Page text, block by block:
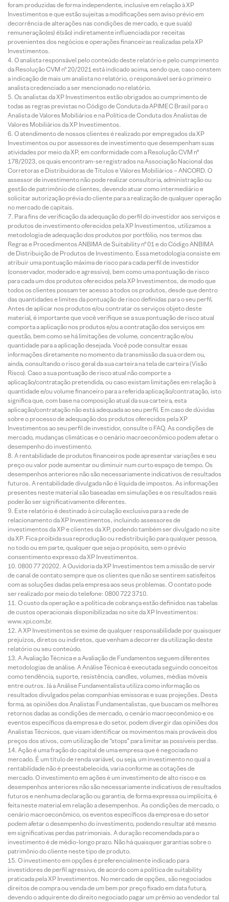
foram produzidas de forma independente, inclusive em relação à XP
Investimentos e que estão sujeitas a modificações sem aviso prévio em
decorrência de alterações nas condições de mercado, e que sua(s)
remuneração(es) é(são) indiretamente influenciada por receitas
provenientes dos negócios e operações financeiras realizadas pela XP
Investimentos.
O analista responsável pelo conteúdo deste relatório e pelo cumprimento
da Resolução CVM nº 20/2021 está indicado acima, sendo que, caso constem
a indicação de mais um analista no relatório, o responsável será o primeiro
analista credenciado a ser mencionado no relatório.
Os analistas da XP Investimentos estão obrigados ao cumprimento de
todas as regras previstas no Código de Conduta da APIMEC Brasil para o
Analista de Valores Mobiliários e na Política de Conduta dos Analistas de
Valores Mobiliários da XP Investimentos.
O atendimento de nossos clientes é realizado por empregados da XP
Investimentos ou por assessores de investimento que desempenham suas
atividades por meio da XP, em conformidade com a Resolução CVM nº
178/2023, os quais encontram-se registrados na Associação Nacional das
Corretoras e Distribuidoras de Títulos e Valores Mobiliários – ANCORD. O
assessor de investimento não pode realizar consultoria, administração ou
gestão de patrimônio de clientes, devendo atuar como intermediário e
solicitar autorização prévia do cliente para a realização de qualquer operação
no mercado de capitais.
Para fins de verificação da adequação do perfil do investidor aos serviços e
produtos de investimento oferecidos pela XP Investimentos, utilizamos a
metodologia de adequação dos produtos por portfólio, nos termos das
Regras e Procedimentos ANBIMA de Suitability nº 01 e do Código ANBIMA
de Distribuição de Produtos de Investimento. Essa metodologia consiste em
atribuir uma pontuação máxima de risco para cada perfil de investidor
(conservador, moderado e agressivo), bem como uma pontuação de risco
para cada um dos produtos oferecidos pela XP Investimentos, de modo que
todos os clientes possam ter acesso a todos os produtos, desde que dentro
das quantidades e limites da pontuação de risco definidas para o seu perfil.
Antes de aplicar nos produtos e/ou contratar os serviços objeto deste
material, é importante que você verifique se a sua pontuação de risco atual
comporta a aplicação nos produtos e/ou a contratação dos serviços em
questão, bem como se há limitações de volume, concentração e/ou
quantidade para a aplicação desejada. Você pode consultar essas
informações diretamente no momento da transmissão da sua ordem ou,
ainda, consultando o risco geral da sua carteira na tela de carteira (Visão
Risco). Caso a sua pontuação de risco atual não comporte a
aplicação/contratação pretendida, ou caso existam limitações em relação à
quantidade e/ou volume financeiro para a referida aplicação/contratação, isto
significa que, com base na composição atual da sua carteira, esta
aplicação/contratação não está adequada ao seu perfil. Em caso de dúvidas
sobre o processo de adequação dos produtos oferecidos pela XP
Investimentos ao seu perfil de investidor, consulte o FAQ. As condições de
mercado, mudanças climáticas e o cenário macroeconômico podem afetar o
desempenho do investimento.
A rentabilidade de produtos financeiros pode apresentar variações e seu
preço ou valor pode aumentar ou diminuir num curto espaço de tempo. Os
desempenhos anteriores não são necessariamente indicativos de resultados
futuros. A rentabilidade divulgada não é líquida de impostos. As informações
presentes neste material são baseadas em simulações e os resultados reais
poderão ser significativamente diferentes.
Este relatório é destinado à circulação exclusiva para a rede de
relacionamento da XP Investimentos, incluindo assessores de
investimentos da XP e clientes da XP, podendo também ser divulgado no site
da XP. Fica proibida sua reprodução ou redistribuição para qualquer pessoa,
no todo ou em parte, qualquer que seja o propósito, sem o prévio
consentimento expresso da XP Investimentos.
0800 77 20202. A Ouvidoria da XP Investimentos tem a missão de servir
de canal de contato sempre que os clientes que não se sentirem satisfeitos
com as soluções dadas pela empresa aos seus problemas. O contato pode
ser realizado por meio do telefone: 0800 722 3710.
O custo da operação e a política de cobrança estão definidos nas tabelas
de custos operacionais disponibilizadas no site da XP Investimentos:
www.xpi.com.br.
A XP Investimentos se exime de qualquer responsabilidade por quaisquer
prejuízos, diretos ou indiretos, que venham a decorrer da utilização deste
relatório ou seu conteúdo.
A Avaliação Técnica e a Avaliação de Fundamentos seguem diferentes
metodologias de análise. A Análise Técnica é executada seguindo conceitos
como tendência, suporte, resistência, candles, volumes, médias móveis
entre outros. Já a Análise Fundamentalista utiliza como informação os
resultados divulgados pelas companhias emissoras e suas projeções. Desta
forma, as opiniões dos Analistas Fundamentalistas, que buscam os melhores
retornos dadas as condições de mercado, o cenário macroeconômico e os
eventos específicos da empresa e do setor, podem divergir das opiniões dos
Analistas Técnicos, que visam identificar os movimentos mais prováveis dos
preços dos ativos, com utilização de “stops” para limitar as possíveis perdas.
Ação é uma fração do capital de uma empresa que é negociada no
mercado. É um título de renda variável, ou seja, um investimento no qual a
rentabilidade não é preestabelecida, varia conforme as cotações de
mercado. O investimento em ações é um investimento de alto risco e os
desempenhos anteriores não são necessariamente indicativos de resultados
futuros e nenhuma declaração ou garantia, de forma expressa ou implícita, é
feita neste material em relação a desempenhos. As condições de mercado, o
cenário macroeconômico, os eventos específicos da empresa e do setor
podem afetar o desempenho do investimento, podendo resultar até mesmo
em significativas perdas patrimoniais. A duração recomendada para o
investimento é de médio-longo prazo. Não há quaisquer garantias sobre o
patrimônio do cliente neste tipo de produto.
O investimento em opções é preferencialmente indicado para
investidores de perfil agressivo, de acordo com a política de suitability
praticada pela XP Investimentos. No mercado de opções, são negociados
direitos de compra ou venda de um bem por preço fixado em data futura,
devendo o adquirente do direito negociado pagar um prêmio ao vendedor tal